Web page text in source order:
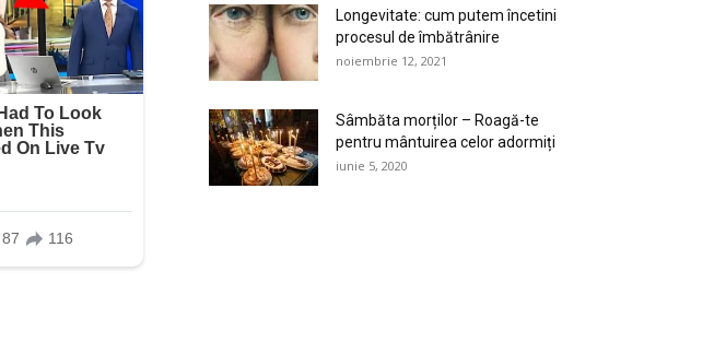
Longevitate: cum putem încetini
procesul de îmbătrânire
noiembrie 12, 2021
Sâmbăta morților – Roagă-te
pentru mântuirea celor adormiți
iunie 5, 2020